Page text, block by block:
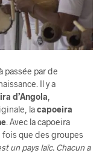
passée par de
Il y a
d’Angola
lacapoeira
. Avec la capoeira
fois que des groupes
un pays laïc. Chacun a